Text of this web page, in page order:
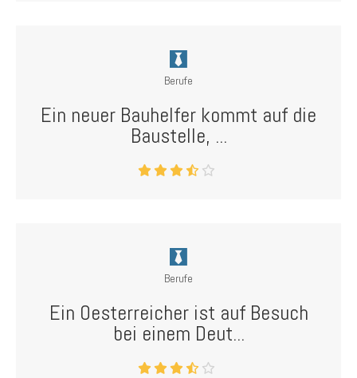
Berufe
Ein neuer Bauhelfer kommt auf die
Baustelle, ...
Berufe
Ein Oesterreicher ist auf Besuch
bei einem Deut...